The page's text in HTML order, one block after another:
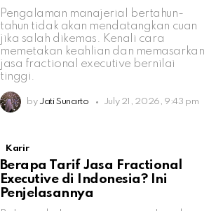
Pengalaman manajerial bertahun-
tahun tidak akan mendatangkan cuan
jika salah dikemas. Kenali cara
memetakan keahlian dan memasarkan
jasa fractional executive bernilai
tinggi.
by Jati Sunarto July 21, 2026, 9:43 pm
Karir
Berapa Tarif Jasa Fractional
Executive di Indonesia? Ini
Penjelasannya